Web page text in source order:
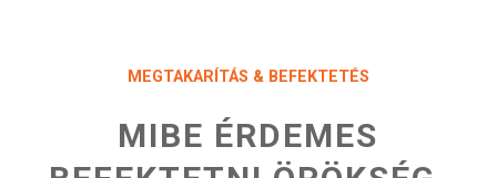
MEGTAKARÍTÁS & BEFEKTETÉS
MIBE ÉRDEMES